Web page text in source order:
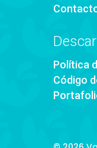
Política
Código